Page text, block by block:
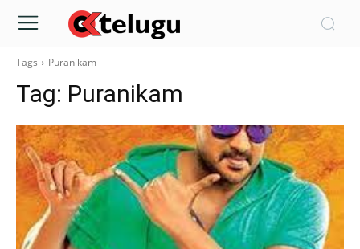
Tags Puranikam
Tag: Puranikam